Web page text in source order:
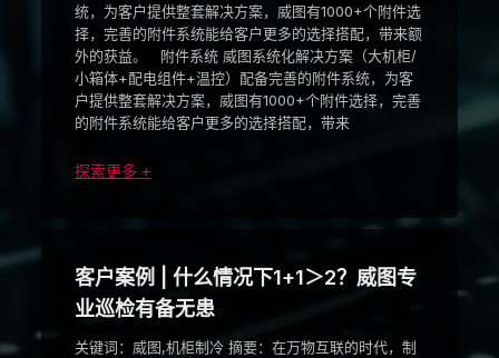
统，为客户提供整套解决方案，威图有1000+个附件选
择，完善的附件系统能给客户更多的选择搭配，带来额
外的获益。 附件系统 威图系统化解决方案（大机柜/
小箱体+配电组件+温控）配备完善的附件系统，为客
户提供整套解决方案，威图有1000+个附件选择，完善
的附件系统能给客户更多的选择搭配，带来
探索更多 +
客户案例 | 什么情况下1+1＞2？威图专
业巡检有备无患
关键词：威图,机柜制冷 摘要：在万物互联的时代，制